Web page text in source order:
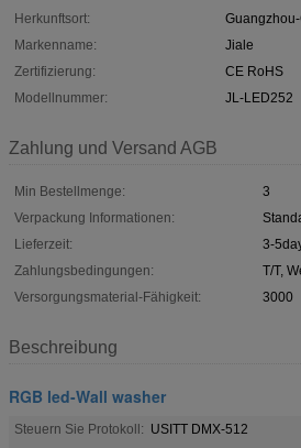
Herkunftsort:
Markenname:
Jiale
Zertifizierung:
CE RoHS
Modellnummer:
JL-LED252
Zahlung und Versand AGB
Min Bestellmenge:
3
Verpackung Informationen:
Lieferzeit:
3-
Zahlungsbedingungen:
T/T,
Versorgungsmaterial-Fähigkeit:
3000
Beschreibung
RGB led-Wall washer
Steuern Sie Protokoll: USITT DMX-512